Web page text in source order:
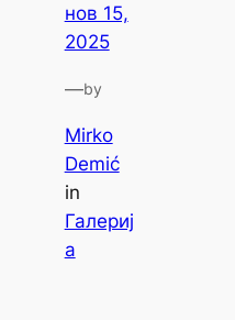
нов 15,
2025
—by
Mirko
Demić
in
Галериј
а